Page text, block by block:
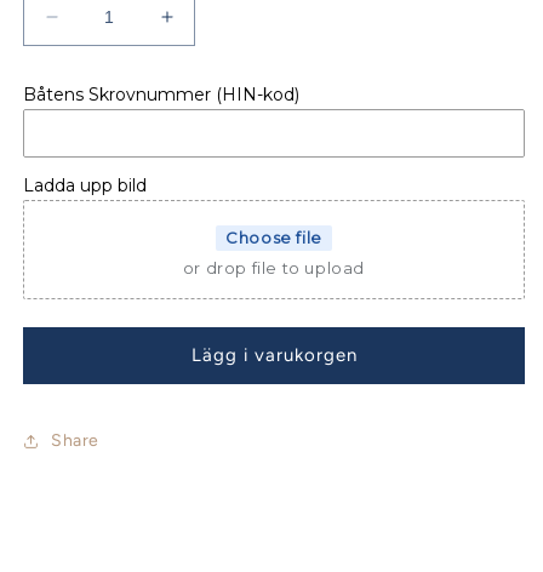
Minska
kvantitet
Jeanneau
Odyssey
439
Performance
Öka
kvantitet
Jeanneau
Odyssey
Performance
Sprayhood
Båtens Skrovnummer (HIN-kod)
Ladda upp bild
Choose file
or drop file to upload
Lägg i varukorgen
Share